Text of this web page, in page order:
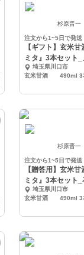
杉原晋一
注文から1~5日で発送
【ギフト】玄米
ミタ』3本セット
埼玉県川口市
杉原晋一
注文から1~5日で発送
【贈答用】玄米
ミタ』3本セット
コール
埼玉県川口市